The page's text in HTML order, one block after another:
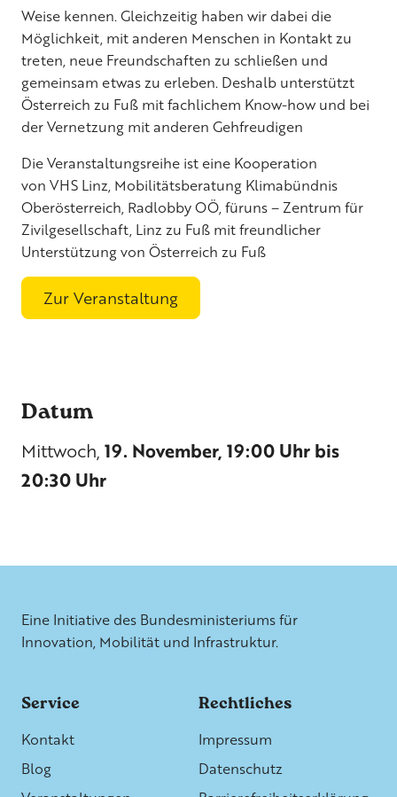
Weise kennen. Gleichzeitig haben wir dabei die
Möglichkeit, mit anderen Menschen in Kontakt zu
treten, neue Freundschaften zu schließen und
gemeinsam etwas zu erleben. Deshalb unterstützt
Österreich zu Fuß mit fachlichem Know-how und bei
der Vernetzung mit anderen Gehfreudigen
Die Veranstaltungsreihe ist eine Kooperation
von VHS Linz Mobilitätsberatung Klimabündnis
Oberösterreich Radlobby OÖ füruns – Zentrum für
Zivilgesellschaft, Linz zu Fuß mit freundlicher
Unterstützung von Österreich zu Fuß
Zur Veranstaltung
Datum
Mittwoch, 19. November, 19:00 Uhr bis
20:30 Uhr
Eine Initiative des Bundesministeriums für
Innovation, Mobilität und Infrastruktur.
Service
Kontakt
Blog
Rechtliches
Impressum
Datenschutz